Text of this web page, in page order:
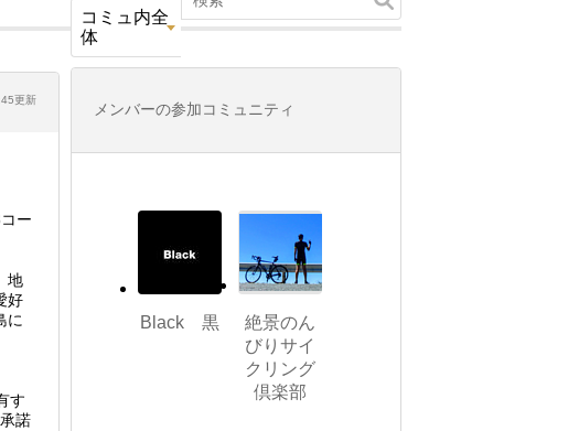
コミュ内全
体
更新
ー
地
好
に
す
諾
メンバーの参加コミュニティ
Black 黒
絶景のん
びりサイ
クリング
倶楽部